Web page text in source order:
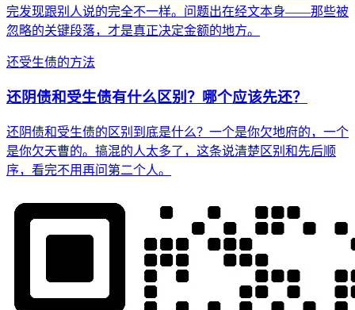
完发现跟别人说的完全不一样。问题出在经文本身——那些被
忽略的关键段落，才是真正决定金额的地方。
还受生债的方法
还阴债和受生债有什么区别？哪个应该先还？
还阴债和受生债的区别到底是什么？一个是你欠地府的，一个
是你欠天曹的。搞混的人太多了，这条说清楚区别和先后顺
序，看完不用再问第二个人。